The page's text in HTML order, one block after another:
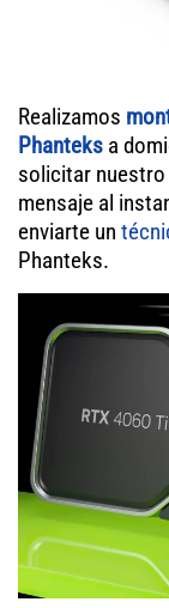
Realizamos
Phanteks a
solicitar
mensaje al
enviarte un
Phanteks.